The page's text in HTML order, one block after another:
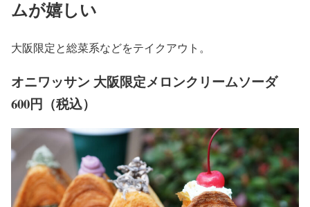
ムが嬉しい
大阪限定と総菜系などをテイクアウト。
オニワッサン 大阪限定メロンクリームソーダ
600円（税込）